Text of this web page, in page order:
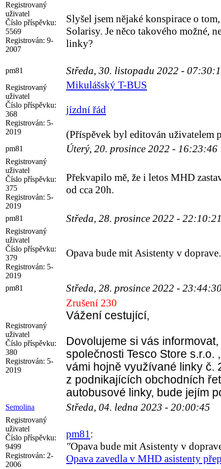
Registrovaný
uživatel
Číslo příspěvku:
5569
Registrován: 9-
2007
Slyšel jsem nějaké konspirace o
Solarisy. Je něco takového možné,
linky?
pm81 Středa, 30. listopadu 2022 -
Registrovaný
uživatel
Číslo příspěvku:
368
Registrován: 5-
2019
Mikulášský T-BUS
jízdní řád
(Příspěvek byl editován uživatelem
pm81 Úterý, 20. prosince 2022 - 16:23:46
Registrovaný
uživatel
Číslo příspěvku:
375
Registrován: 5-
2019
Překvapilo mě, že i letos MHD
od cca 20h.
pm81 Středa, 28. prosince 2022 -
Registrovaný
uživatel
Číslo příspěvku:
379
Registrován: 5-
2019
Opava bude mit Asistenty v
pm81 Středa, 28. prosince 2022 -
Registrovaný
uživatel
Číslo příspěvku:
380
Registrován: 5-
2019
Zrušení 230
Vážení cestující,
Dovolujeme si vás
společnosti Tesco Store
vámi hojně využívané linky č.
z podnikajících obchodních
autobusové linky, bude jejím
Semolina Středa, 04. ledna 2023 - 20:00:45
Registrovaný
uživatel
Číslo příspěvku:
9499
Registrován: 2-
2006
pm81:
"Opava bude mit Asistenty v
Opava zavedla v MHD asistenty